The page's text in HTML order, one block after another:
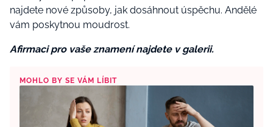
najdete nové způsoby, jak dosáhnout úspěchu. Andělé
vám poskytnou moudrost.
Afirmaci pro vaše znamení najdete v galerii.
MOHLO BY SE VÁM LÍBIT